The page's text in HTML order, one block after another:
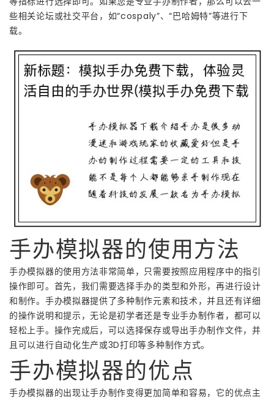
些相关论坛或社交平台，如“cospaly”、“巴哈姆特”等进行下
载。
手办模拟器的使用方法
手办模拟器的使用方法非常简单，只需要按照应用程序中的指引
操作即可。首先，我们需要选择手办的类型和外形，再进行设计
和制作。手办模拟器提供了多种制作元素和技术，并且还有详细
的操作说明和提示，无论是初学者还是专业手办制作者，都可以
轻松上手。操作完成后，可以选择保存或导出手办制作文件，并
且可以进行自动化生产或3D打印等多种制作方式。
手办模拟器的优点
手办模拟器的出现让手办制作变得更加简单和容易，它的优点主